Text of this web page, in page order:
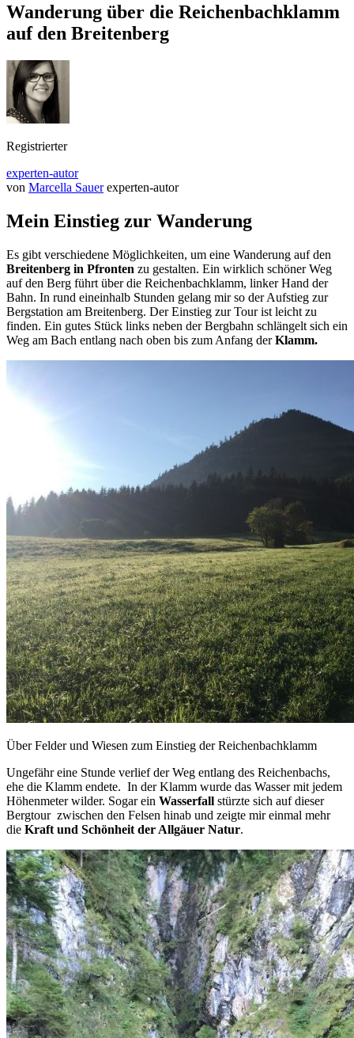
Wanderung über die Reichenbachklamm
auf den Breitenberg
Registrierter
experten-autor
von Marcella Sauer experten-autor
Mein Einstieg zur Wanderung
Es gibt verschiedene Möglichkeiten, um eine Wanderung auf den
Breitenberg in Pfronten zu gestalten. Ein wirklich schöner Weg
auf den Berg führt über die Reichenbachklamm, linker Hand der
Bahn. In rund eineinhalb Stunden gelang mir so der Aufstieg zur
Bergstation am Breitenberg. Der Einstieg zur Tour ist leicht zu
finden. Ein gutes Stück links neben der Bergbahn schlängelt sich ein
Weg am Bach entlang nach oben bis zum Anfang derKlamm.
Über Felder und Wiesen zum Einstieg der Reichenbachklamm
Ungefähr eine Stunde verlief der Weg entlang des Reichenbachs,
ehe die Klamm endete. In der Klamm wurde das Wasser mit jedem
Höhenmeter wilder. Sogar ein Wasserfall stürzte sich auf dieser
Bergtour zwischen den Felsen hinab und zeigte mir einmal mehr
die Kraft und Schönheit der Allgäuer Natur.